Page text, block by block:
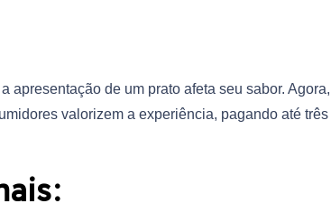
apresentação de um prato afeta seu sabor.
valorizem a experiência, pagando até